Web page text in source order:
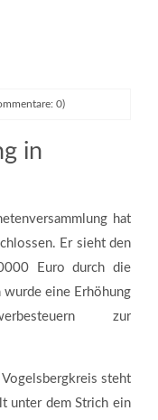
0)
in
hat
Er sieht den
Euro durch die
wurde eine Erhöhung
zur
steht
unter dem Strich ein